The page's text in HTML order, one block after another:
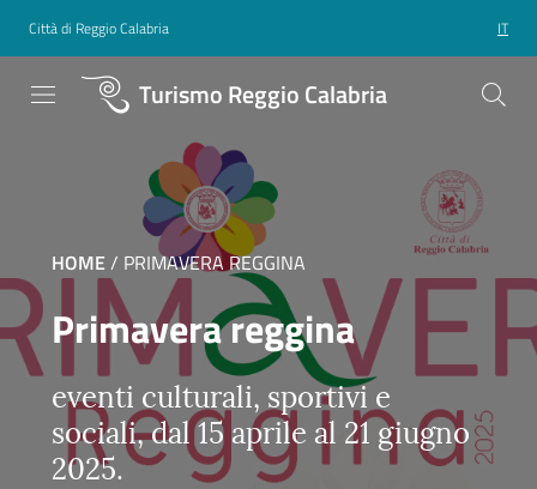
Città di Reggio Calabria IT
Turismo Reggio Calabria
HOME / PRIMAVERA REGGINA
Primavera reggina
eventi culturali, sportivi e
sociali, dal 15 aprile al 21 giugno
2025.